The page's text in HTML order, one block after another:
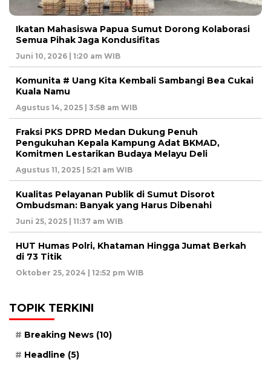
Ikatan Mahasiswa Papua Sumut Dorong Kolaborasi
Semua Pihak Jaga Kondusifitas
Juni 10, 2026 | 1:20 am WIB
Komunita # Uang Kita Kembali Sambangi Bea Cukai
Kuala Namu
Agustus 14, 2025 | 3:58 am WIB
Fraksi PKS DPRD Medan Dukung Penuh
Pengukuhan Kepala Kampung Adat BKMAD,
Komitmen Lestarikan Budaya Melayu Deli
Agustus 11, 2025 | 5:21 am WIB
Kualitas Pelayanan Publik di Sumut Disorot
Ombudsman: Banyak yang Harus Dibenahi
Juni 25, 2025 | 11:37 am WIB
HUT Humas Polri, Khataman Hingga Jumat Berkah
di 73 Titik
Oktober 25, 2024 | 12:52 pm WIB
TOPIK TERKINI
Breaking News (10)
Headline (5)